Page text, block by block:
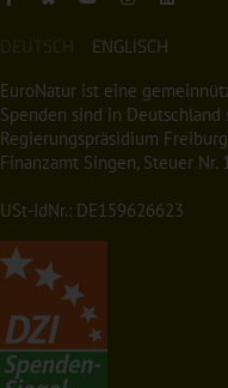
DEUTSCH ENGLISCH
EuroNatur ist eine
Spenden sind in Deutschland
Regierungspräsidium
Finanzamt Singen, Steuer Nr.
USt-IdNr.: DE159626623